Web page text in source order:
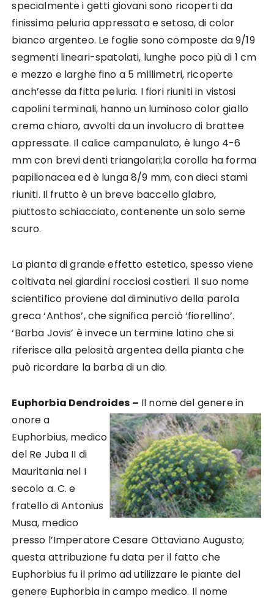
specialmente i getti giovani sono ricoperti da
finissima peluria appressata e setosa, di color
bianco argenteo. Le foglie sono composte da 9/19
segmenti lineari-spatolati, lunghe poco più di 1 cm
e mezzo e larghe fino a 5 millimetri, ricoperte
anch’esse da fitta peluria. I fiori riuniti in vistosi
capolini terminali, hanno un luminoso color giallo
crema chiaro, avvolti da un involucro di brattee
appressate. Il calice campanulato, è lungo 4-6
mm con brevi denti triangolari;la corolla ha forma
papilionacea ed è lunga 8/9 mm, con dieci stami
riuniti. Il frutto è un breve baccello glabro,
piuttosto schiacciato, contenente un solo seme
scuro.
La pianta di grande effetto estetico, spesso viene
coltivata nei giardini rocciosi costieri. Il suo nome
scientifico proviene dal diminutivo della parola
greca ‘Anthos’, che significa perciò ‘fiorellino’.
‘Barba Jovis’ è invece un termine latino che si
riferisce alla pelosità argentea della pianta che
può ricordare la barba di un dio.
Euphorbia Dendroides – Il nome del genere in
onore a
Euphorbius, medico
del Re Juba II di
Mauritania nel I
secolo a. C. e
fratello di Antonius
Musa, medico
presso l’Imperatore Cesare Ottaviano Augusto;
questa attribuzione fu data per il fatto che
Euphorbius fu il primo ad utilizzare le piante del
genere Euphorbia in campo medico. Il nome